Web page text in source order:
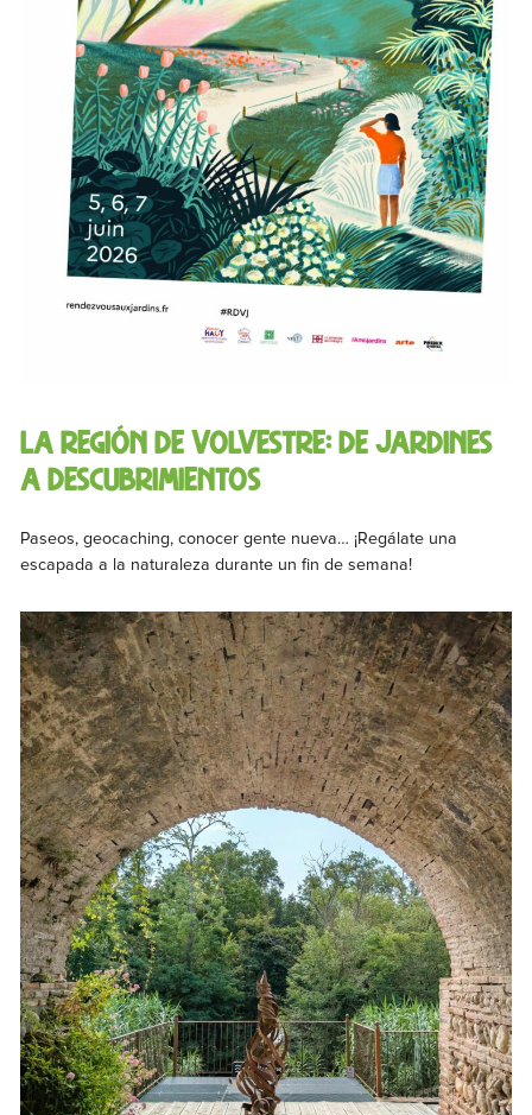
La región de Volvestre: de jardines
a descubrimientos
Paseos, geocaching, conocer gente nueva… ¡Regálate una
escapada a la naturaleza durante un fin de semana!